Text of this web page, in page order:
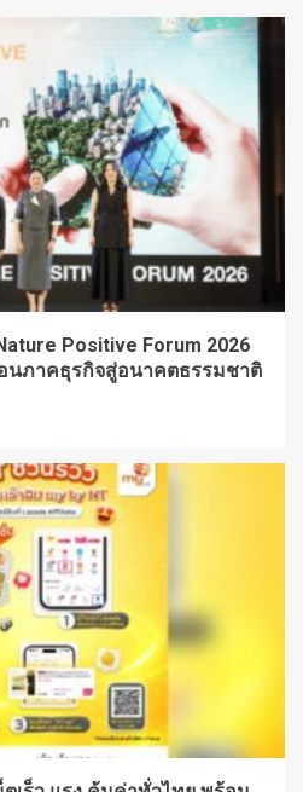
Positive Forum 2026
นภาคธุรกิจสู่อนาคตธรรมชาติ